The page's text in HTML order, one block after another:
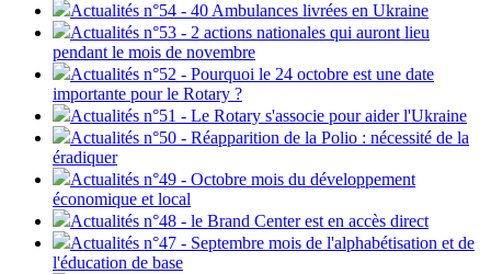
Actualités n°54 - 40 Ambulances livrées en Ukraine
Actualités n°53 - 2 actions nationales qui auront lieu
pendant le mois de novembre
Actualités n°52 - Pourquoi le 24 octobre est une date
importante pour le Rotary ?
Actualités n°51 - Le Rotary s'associe pour aider l'Ukraine
Actualités n°50 - Réapparition de la Polio : nécessité de la
éradiquer
Actualités n°49 - Octobre mois du développement
économique et local
Actualités n°48 - le Brand Center est en accès direct
Actualités n°47 - Septembre mois de l'alphabétisation et de
l'éducation de base